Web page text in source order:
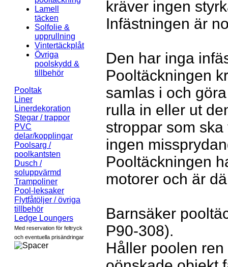
Lamell
täcken
Solfolie &
upprullning
Vintertäckplåt
Övriga
poolskydd &
tillbehör
Pooltak
Liner
Linerdekoration
Stegar / trappor
PVC
delar/kopplingar
Poolsarg /
poolkantsten
Dusch /
soluppvärmd
Trampoliner
Pool-leksaker
Flytfåtöljer / övriga
tillbehör
Ledge Loungers
Med reservation för feltryck
och eventuella prisändringar
kräver ingen
Infästningen är
Den har inga
Pooltäckningen
samlas i och
rulla in eller ut
stroppar som
ingen
Pooltäckningen
motorer och är
Barnsäker
P90-308).
Håller poolen